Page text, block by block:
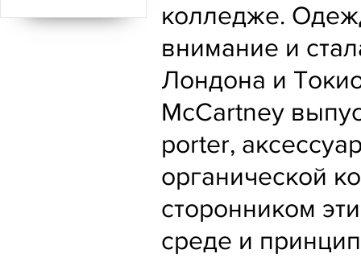
колледже.
внимание и
Лондона и
McCartney
porter,
органической
сторонником
среде и